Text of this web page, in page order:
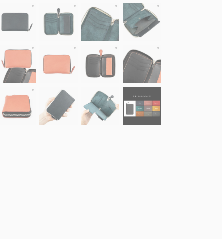
ミドルラウンドジップウォレット
装（ミネルバ・B）：Navy、内装（プエブロ）：Petrolio、ファスナー
外装（ミネルバ・B）：Navy、内装（プエブロ）：Petrolio
外装（ミネルバ・B）：Navy、内装（プエブ
外装（ミネルバ・B）：Navy、
B）：Navy、内装（プエブロ）：Petrolio、ファスナー 金具：Silver ＆
装（ミネルバ・B）：Navy、内装（プエブロ）：Petrolio、ファスナー
外装（ミネルバ・B）：R.Antico、内装（ブッテーロ）：
外装（ミネルバ・B）：R.Antico、内装（ブッ
外装（ミネルバ・B）：R.Antico
B）：R.Antico、内装（ブッテーロ）：Black、ファスナー 金具：Silver
装（ミネルバ・B）：R.Antico、内装（ブッテーロ）：Black、ファスナ
外装（ミネルバ・B）：R.Antico、内装（ブッテーロ）：